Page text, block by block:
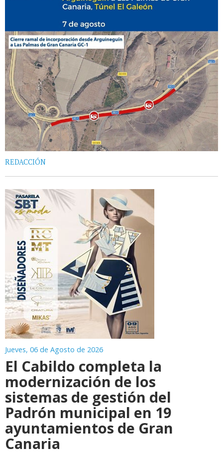
REDACCIÓN
Jueves, 06 de Agosto de 2026
El Cabildo completa la
modernización de los
sistemas de gestión del
Padrón municipal en 19
ayuntamientos de Gran
Canaria